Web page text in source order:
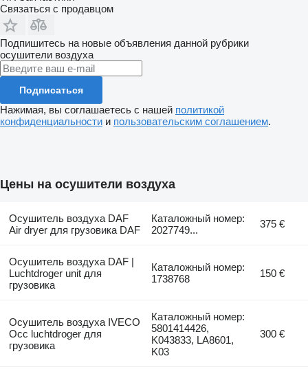
Связаться с продавцом
Подпишитесь на новые объявления данной рубрики
осушители воздуха
Подписаться
Нажимая, вы соглашаетесь с нашей политикой
конфиденциальности и пользовательским соглашением.
Цены на осушители воздуха
Осушитель воздуха DAF
Air dryer для грузовика DAF
Каталожный номер:
2027749...
375 €
Осушитель воздуха DAF |
Luchtdroger unit для
грузовика
Каталожный номер:
1738768
150 €
Осушитель воздуха IVECO
Occ luchtdroger для
грузовика
Каталожный номер:
5801414426,
K043833, LA8601,
K03
300 €